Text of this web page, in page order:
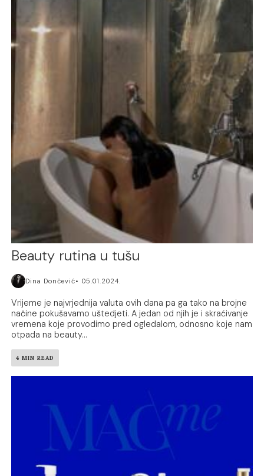
Beauty rutina u tušu
Dina Dončević 05.01.2024.
Vrijeme je najvrjednija valuta ovih dana pa ga tako na brojne
načine pokušavamo uštedjeti. A jedan od njih je i skraćivanje
vremena koje provodimo pred ogledalom, odnosno koje nam
otpada na beauty...
4 MIN READ